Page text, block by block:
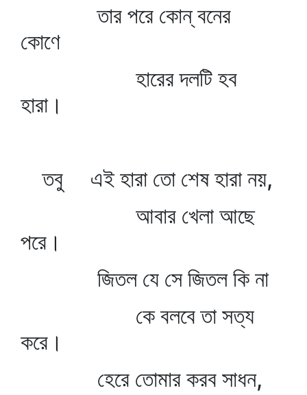
তার পরে কোন্‌ বনের
কোণে
হারের দলটি হব
হারা।
তবু এই হারা তো শেষ হারা নয়,
আবার খেলা আছে
পরে।
জিতল যে সে জিতল কি না
কে বলবে তা সত্য
করে।
হেরে তোমার করব সাধন,